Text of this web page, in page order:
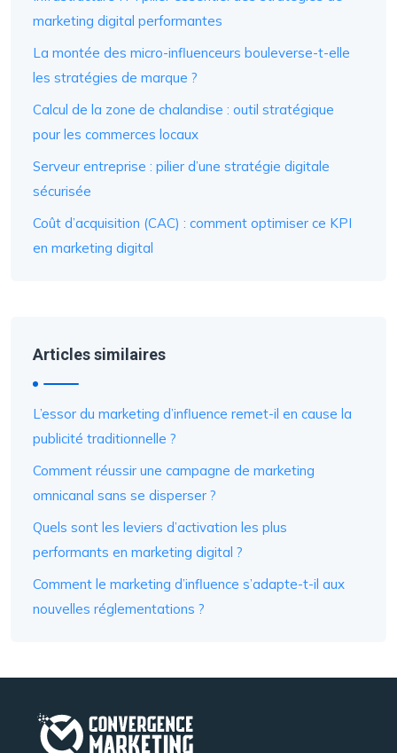
marketing digital performantes
La montée des micro-influenceurs bouleverse-t-elle
les stratégies de marque ?
Calcul de la zone de chalandise : outil stratégique
pour les commerces locaux
Serveur entreprise : pilier d’une stratégie digitale
sécurisée
Coût d’acquisition (CAC) : comment optimiser ce KPI
en marketing digital
Articles similaires
L’essor du marketing d’influence remet-il en cause la
publicité traditionnelle ?
Comment réussir une campagne de marketing
omnicanal sans se disperser ?
Quels sont les leviers d’activation les plus
performants en marketing digital ?
Comment le marketing d’influence s’adapte-t-il aux
nouvelles réglementations ?